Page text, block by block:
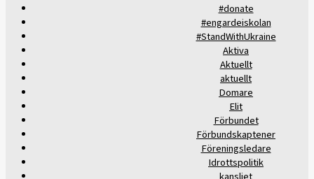
#donate
#engardeiskolan
#StandWithUkraine
Aktiva
Aktuellt
aktuellt
Domare
Elit
Förbundet
Förbundskaptener
Föreningsledare
Idrottspolitik